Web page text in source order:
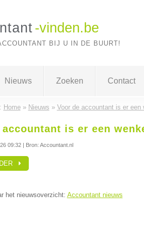
-vinden.be
BIJ U IN DE BUURT!
Nieuws Zoeken Contact
Home» Nieuws » Voor de accountant is er een
accountant is er een
09:32| Bron: Accountant.nl
het nieuwsoverzicht: Accountant nieuws